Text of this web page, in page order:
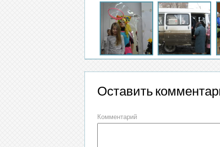
Оставить
Комментарий